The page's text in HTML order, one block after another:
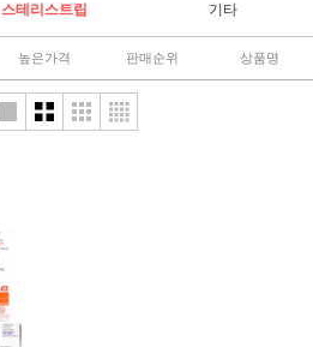
스테리스트립 기타
높은가격 판매순위 상품명